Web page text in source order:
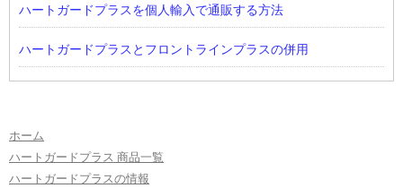
ハートガードプラスを個人輸入で通販する方法
ハートガードプラスとフロントラインプラスの併用
ホーム
ハートガードプラス 商品一覧
ハートガードプラスの情報